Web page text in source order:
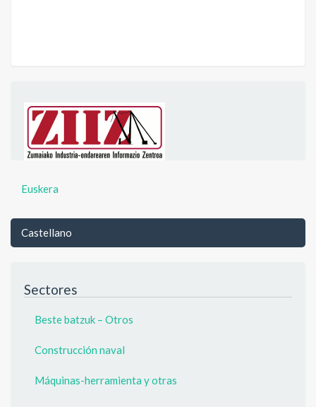
Euskera
Castellano
Sectores
Beste batzuk – Otros
Construcción naval
Máquinas-herramienta y otras